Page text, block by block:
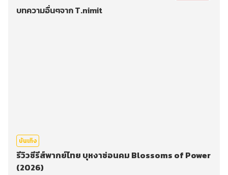
บทความอื่นๆจาก T.nimit
บันเทิง
รีวิวซีรีส์พากย์ไทย บุหงาซ่อนคม Blossoms of Power
(2026)